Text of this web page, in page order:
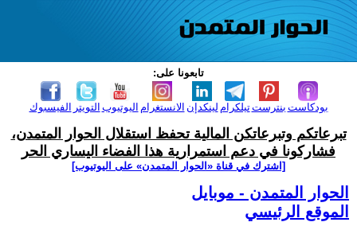
تابعونا على:
الفيسبوك التويتر اليوتيوب الانستغرام لينكدإن تيلكرامبنترست بودكاست
تبرعاتكم وتبرعاتكن المالية تحفظ استقلال الحوار المتمدن،
فشاركونا في دعم استمرارية هذا الفضاء اليساري الحر
[اشترك في قناة ‫«الحوار المتمدن» على اليوتيوب]
الحوار المتمدن - موبايل
الموقع الرئيسي